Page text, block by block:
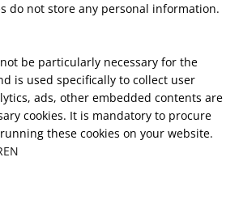
do not store any personal information.
be particularly necessary for the
is used specifically to collect user
ads, other embedded contents are
cookies. It is mandatory to procure
these cookies on your website.